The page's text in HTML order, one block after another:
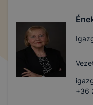
+36